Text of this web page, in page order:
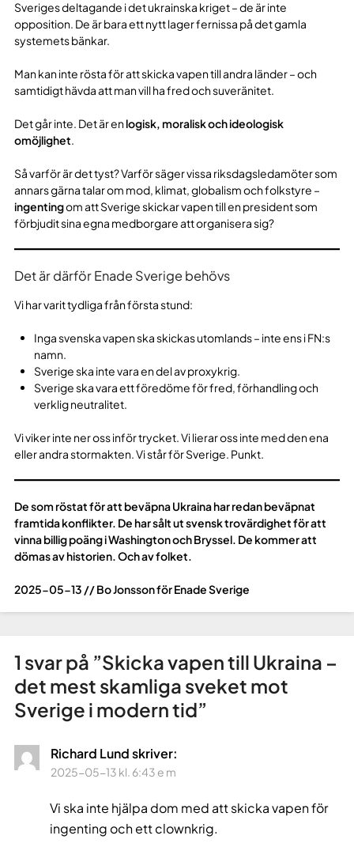
Sveriges deltagande i det ukrainska kriget – de är inte
opposition. De är bara ett nytt lager fernissa på det gamla
systemets bänkar.
Man kan inte rösta för att skicka vapen till andra länder – och
samtidigt hävda att man vill ha fred och suveränitet.
Det går inte. Det är enlogisk, moralisk och ideologisk
omöjlighet.
Så varför är det tyst? Varför säger vissa riksdagsledamöter som
annars gärna talar om mod, klimat, globalism och folkstyre –
ingentingom att Sverige skickar vapen till en president som
förbjudit sina egna medborgare att organisera sig?
Det är därför Enade Sverige behövs
Vi har varit tydliga från första stund:
Inga svenska vapen ska skickas utomlands – inte ens i FN:s
namn.
Sverige ska inte vara en del av proxykrig.
Sverige ska vara ett föredöme för fred, förhandling och
verklig neutralitet.
Vi viker inte ner oss inför trycket. Vi lierar oss inte med den ena
eller andra stormakten. Vi står för Sverige. Punkt.
De som röstat för att beväpna Ukraina har redan beväpnat
framtida konflikter. De har sålt ut svensk trovärdighet för att
vinna billig poäng i Washington och Bryssel. De kommer att
dömas av historien. Och av folket.
2025-05-13 // Bo Jonsson för Enade Sverige
1 svar på ”Skicka vapen till Ukraina –
det mest skamliga sveket mot
Sverige i modern tid”
Richard Lundskriver:
2025-05-13 kl. 6:43 e m
Vi ska inte hjälpa dom med att skicka vapen för
ingenting och ett clownkrig.